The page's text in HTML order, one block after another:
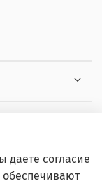
даете согласие